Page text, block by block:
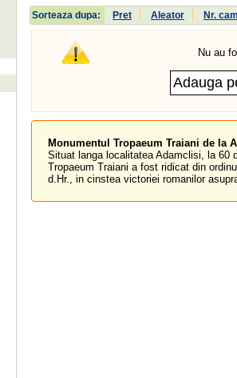
Sorteaza dupa: Pret Aleator Nr.
Nu au
Monumentul Tropaeum Traiani de la
Situat langa localitatea Adamclisi, la 60
Tropaeum Traiani a fost ridicat din
d.Hr., in cinstea victoriei romanilor